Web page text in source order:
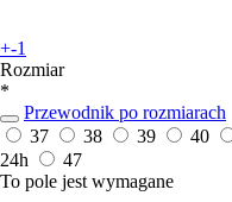
+-1
Rozmiar
*
Przewodnik po rozmiarach
37
38 39 40
24h
47
To pole jest wymagane